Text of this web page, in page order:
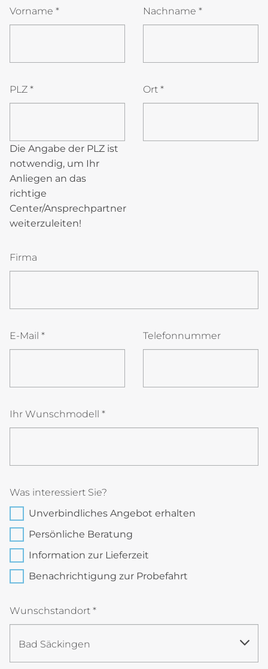
Vorname * Nachname *
PLZ *
Die Angabe der PLZ ist
notwendig, um Ihr
Anliegen an das
richtige
Center/Ansprechpartner
weiterzuleiten!
Ort *
Firma
E-Mail * Telefonnummer
Ihr Wunschmodell *
snbvrELfPhJUB
Was interessiert Sie?
Unverbindliches Angebot erhalten
Persönliche Beratung
Information zur Lieferzeit
Benachrichtigung zur Probefahrt
Wunschstandort *
Bad Säckingen